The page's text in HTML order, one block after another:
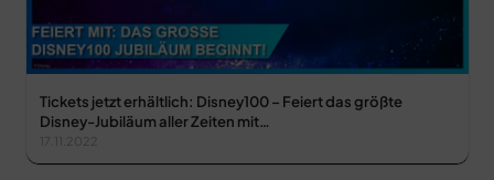
Tickets jetzt erhältlich: Disney100 – Feiert das größte
Disney-Jubiläum aller Zeiten mit…